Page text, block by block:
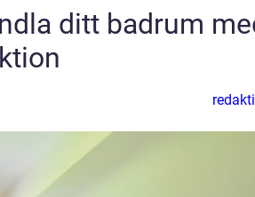
ditt badrum